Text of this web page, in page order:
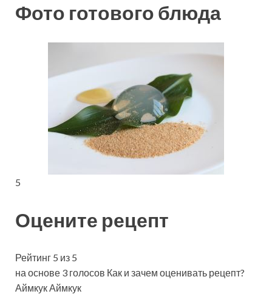
Фото готового блюда
5
Оцените рецепт
Рейтинг 5 из 5
на основе 3 голосов Как и зачем оценивать рецепт?
Аймкук Аймкук